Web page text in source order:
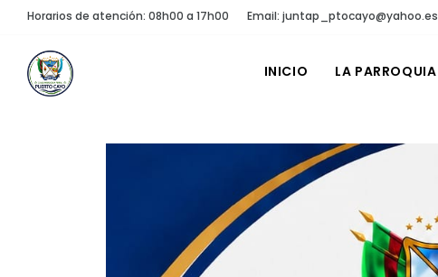
Horarios de atención: 08h00 a 17h00 Email: juntap_ptocayo@yahoo.es
INICIO LA PARROQUIA